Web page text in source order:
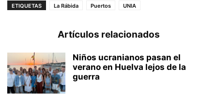
ETIQUETAS La Rábida Puertos UNIA
Artículos relacionados
Niños ucranianos pasan el
verano en Huelva lejos de la
guerra